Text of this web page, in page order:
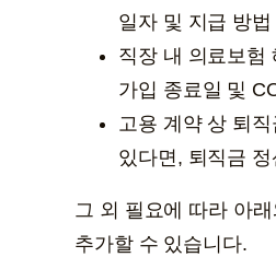
일자 및 지급 방법
직장 내 의료보험
가입 종료일 및
고용 계약 상 퇴
있다면, 퇴직금
그 외 필요에 따라 아
추가할 수 있습니다.